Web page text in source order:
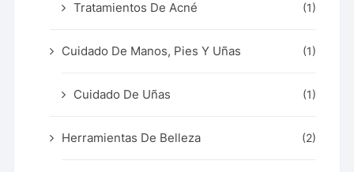
Tratamientos De Acné (1)
Cuidado De Manos, Pies Y Uñas (1)
Cuidado De Uñas (1)
Herramientas De Belleza (2)